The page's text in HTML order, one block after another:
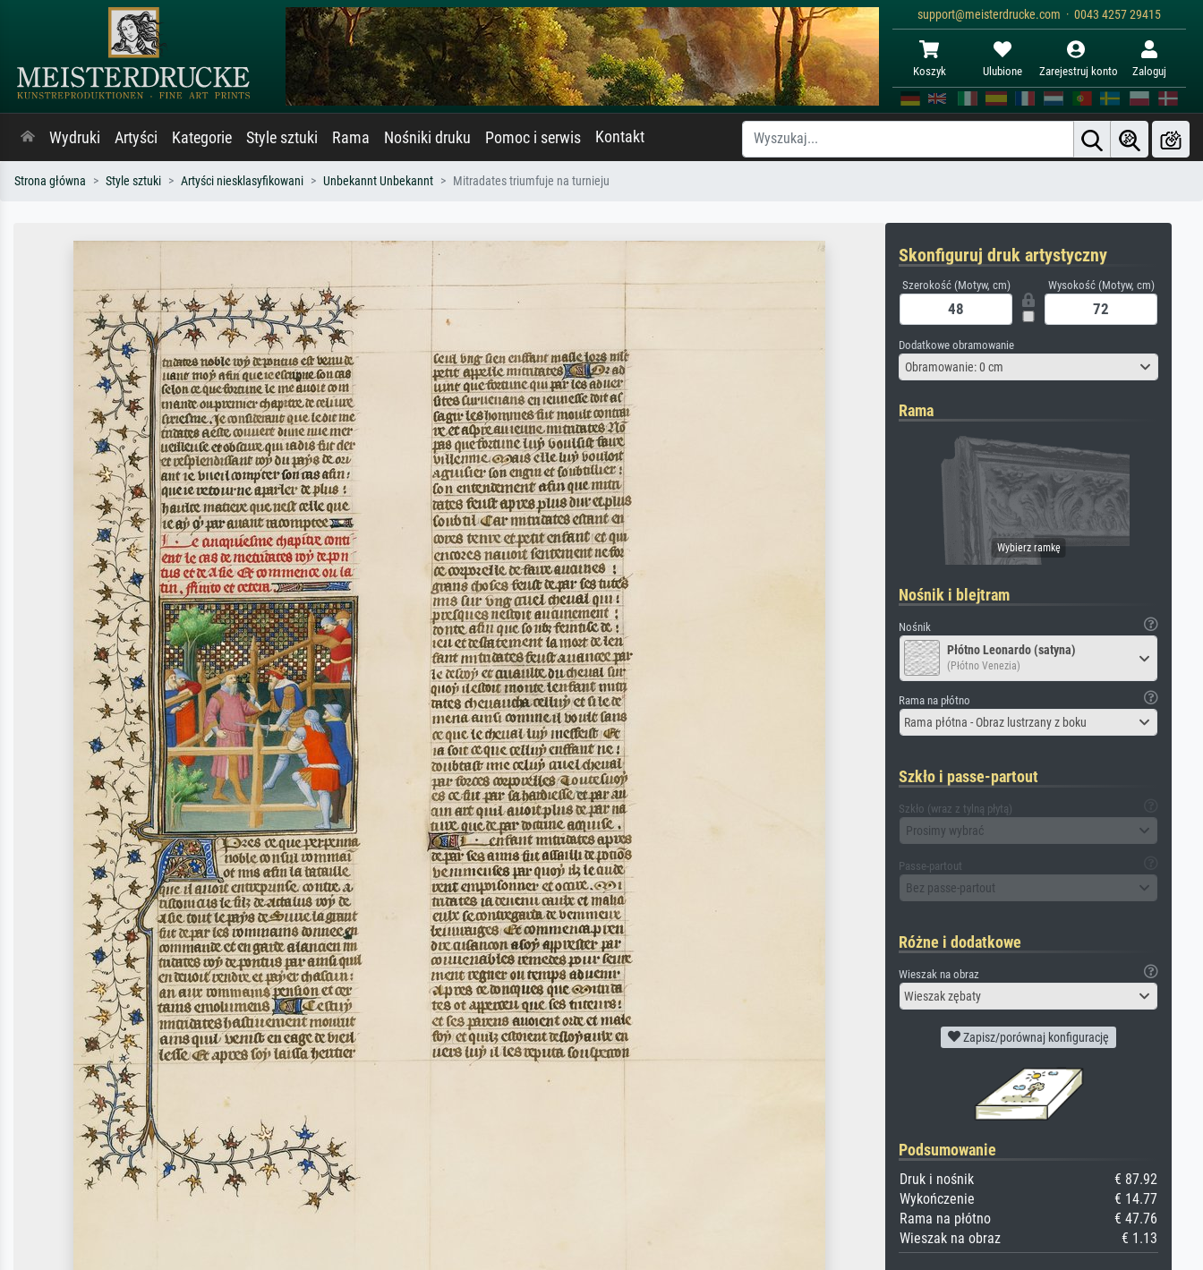
support@meisterdrucke.com · 0043 4257 29415
Koszyk Ulubione Zarejestruj konto Zaloguj
Wydruki Artyści Kategorie Style sztuki Rama Nośniki druku Pomoc i serwis Kontakt
Strona główna Style sztuki Artyści niesklasyfikowani Unbekannt Unbekannt Mitradates triumfuje na turnieju
Skonfiguruj druk artystyczny
Szerokość (Motyw, cm) Wysokość (Motyw, cm)
Dodatkowe obramowanie
Obramowanie: 0 cm
Rama
Nośnik i blejtram
Nośnik
Płótno Leonardo (satyna)
(Płótno Venezia)
Rama na płótno
Rama płótna - Obraz lustrzany z boku
Szkło i passe-partout
Szkło (wraz z tylną płytą)
Prosimy wybrać
Passe-partout
Bez passe-partout
Różne i dodatkowe
Wieszak na obraz
Wieszak zębaty
Zapisz/porównaj konfigurację
Podsumowanie
Druk i nośnik
€ 87.92
Wykończenie
€ 14.77
Rama na płótno
€ 47.76
Wieszak na obraz
€ 1.13